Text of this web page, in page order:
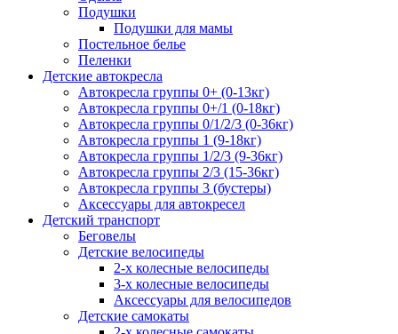
Подушки
Подушки для мамы
Постельное белье
Пеленки
Детские автокресла
Автокресла группы 0+ (0-13кг)
Автокресла группы 0+/1 (0-18кг)
Автокресла группы 0/1/2/3 (0-36кг)
Автокресла группы 1 (9-18кг)
Автокресла группы 1/2/3 (9-36кг)
Автокресла группы 2/3 (15-36кг)
Автокресла группы 3 (бустеры)
Аксессуары для автокресел
Детский транспорт
Беговелы
Детские велосипеды
2-х колесные велосипеды
3-х колесные велосипеды
Аксессуары для велосипедов
Детские самокаты